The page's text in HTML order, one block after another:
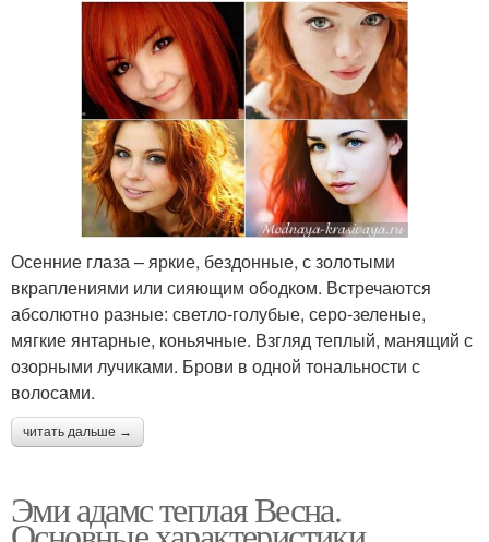
Осенние глаза – яркие, бездонные, с золотыми
вкраплениями или сияющим ободком. Встречаются
абсолютно разные: светло-голубые, серо-зеленые,
мягкие янтарные, коньячные. Взгляд теплый, манящий с
озорными лучиками. Брови в одной тональности с
волосами.
читать дальше →
Эми адамс теплая Весна.